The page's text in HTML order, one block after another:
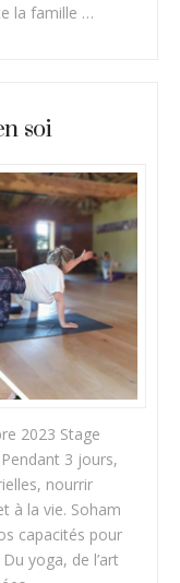
la famille …
soi
2023 Stage
3 jours,
nourrir
à la vie. Soham
capacités pour
yoga, de l’art